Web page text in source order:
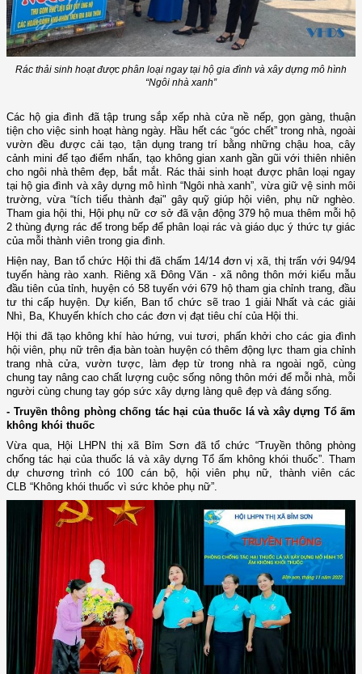
Rác thải sinh hoạt được phân loại ngay tại hộ gia đình và xây dựng mô hình
“Ngôi nhà xanh”
Các hộ gia đình đã tập trung sắp xếp nhà cửa nề nếp, gọn gàng, thuận
tiện cho việc sinh hoạt hàng ngày. Hầu hết các “góc chết” trong nhà, ngoài
vườn đều được cải tạo, tận dụng trang trí bằng những chậu hoa, cây
cảnh mini để tạo điểm nhấn, tạo không gian xanh gần gũi với thiên nhiên
cho ngôi nhà thêm đẹp, bắt mắt. Rác thải sinh hoạt được phân loại ngay
tại hộ gia đình và xây dựng mô hình “Ngôi nhà xanh”, vừa giữ vệ sinh môi
trường, vừa “tích tiểu thành đại" gây quỹ giúp hội viên, phụ nữ nghèo.
Tham gia hội thi, Hội phụ nữ cơ sở đã vận động 379 hộ mua thêm mỗi hộ
2 thùng đựng rác để trong bếp để phân loại rác và giáo dục ý thức tự giác
của mỗi thành viên trong gia đình.
Hiện nay, Ban tổ chức Hội thi đã chấm 14/14 đơn vị xã, thị trấn với 94/94
tuyến hàng rào xanh. Riêng xã Đông Văn - xã nông thôn mới kiểu mẫu
đầu tiên của tỉnh, huyện có 58 tuyến với 679 hộ tham gia chỉnh trang, đầu
tư thi cấp huyện. Dự kiến, Ban tổ chức sẽ trao 1 giải Nhất và các giải
Nhì, Ba, Khuyến khích cho các đơn vị đạt tiêu chí của Hội thi.
Hội thi đã tạo không khí hào hứng, vui tươi, phấn khởi cho các gia đình
hội viên, phụ nữ trên địa bàn toàn huyện có thêm động lực tham gia chỉnh
trang nhà cửa, vườn tược, làm đẹp từ trong nhà ra ngoài ngõ, cùng
chung tay nâng cao chất lượng cuộc sống nông thôn mới để mỗi nhà, mỗi
người cùng chung tay góp sức xây dựng làng quê đẹp và đáng sống.
- Truyền thông phòng chống tác hại của thuốc lá và xây dựng Tổ ấm
không khói thuốc
Vừa qua, Hội LHPN thị xã Bỉm Sơn đã tổ chức “Truyền thông phòng
chống tác hại của thuốc lá và xây dựng Tổ ấm không khói thuốc”. Tham
dự chương trình có 100 cán bộ, hội viên phụ nữ, thành viên các
CLB “Không khói thuốc vì sức khỏe phụ nữ”.